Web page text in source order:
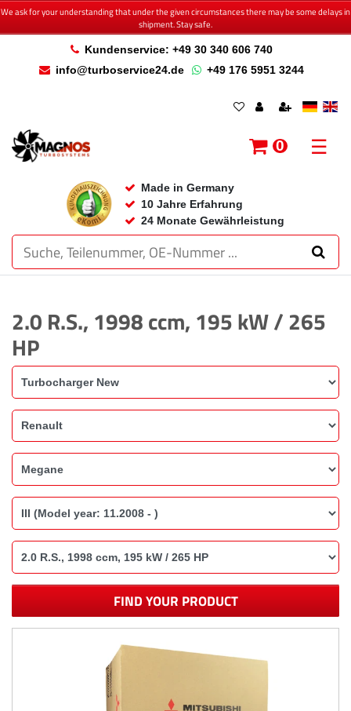
We ask for your understanding that under the given circumstances there may be some delays in
shipment. Stay safe.
Kundenservice: +49 30 340 606 740
info@turboservice24.de
+49 176 5951 3244
Made in Germany
10 Jahre Erfahrung
24 Monate Gewährleistung
0 ☰
2.0 R.S., 1998 ccm, 195 kW / 265
HP
FIND YOUR PRODUCT